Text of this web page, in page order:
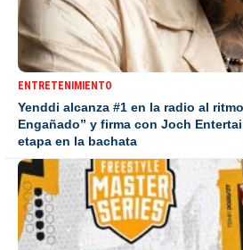
ENTRETENIMIENTO
Yenddi alcanza #1 en la radio al
Engañado” y firma con Joch
etapa en la bachata